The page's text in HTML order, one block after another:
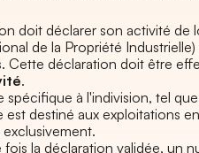
doit déclarer son activité de
de la Propriété
Cette déclaration doit être
.
spécifique à l'indivision, tel
est destiné aux exploitations
fois la déclaration validée, un